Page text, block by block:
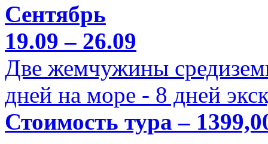
Сентябрь
19.09 – 26.09
Две жемчужины
дней на море - 8 дней
Стоимость тура –